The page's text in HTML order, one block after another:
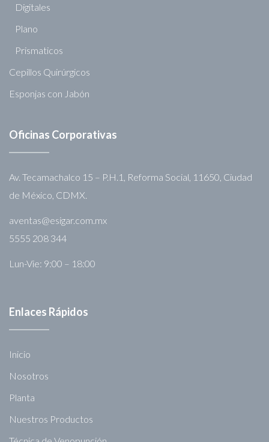
Digitales
Plano
Prismaticos
Cepillos Quirúrgicos
Esponjas con Jabón
Oficinas Corporativas
Av. Tecamachalco 15 – P.H.1, Reforma Social, 11650, Ciudad
de México, CDMX.
aventas@esigar.com.mx
5555 208 344
Lun-Vie: 9:00 – 18:00
Enlaces Rápidos
Inicio
Nosotros
Planta
Nuestros Productos